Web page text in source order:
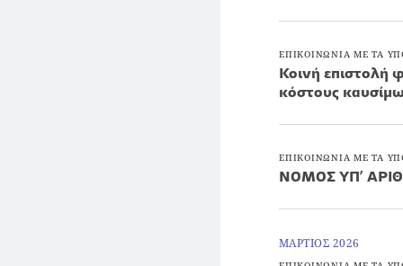
ΕΠΙΚΟΙΝΩΝΙΑ ΜΕ ΤΑ
Κοινή επιστολή
κόστους
ΕΠΙΚΟΙΝΩΝΙΑ ΜΕ ΤΑ
NOMOΣ ΥΠ’
ΜΑΡΤΙΟΣ 2026